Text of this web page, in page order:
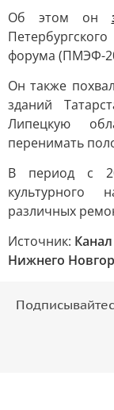
Об этом он
форума (ПМЭФ-
Он также
зданий
Липецкую
перенимать
В период с
культурного
различных
Источник:
Нижнего